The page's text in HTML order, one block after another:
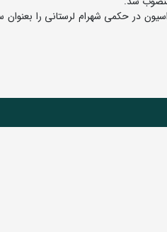
در حکمی شهرام لرستانی را